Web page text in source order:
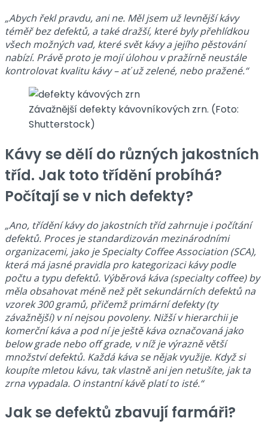
„Abych řekl pravdu, ani ne. Měl jsem už levnější kávy
téměř bez defektů, a také dražší, které byly přehlídkou
všech možných vad, které svět kávy a jejího pěstování
nabízí. Právě proto je mojí úlohou v pražírně neustále
kontrolovat kvalitu kávy – ať už zelené, nebo pražené.“
Závažnější defekty kávovníkových zrn. (Foto:
Shutterstock)
Kávy se dělí do různých jakostních
tříd. Jak toto třídění probíhá?
Počítají se v nich defekty?
„Ano, třídění kávy do jakostních tříd zahrnuje i počítání
defektů. Proces je standardizován mezinárodními
organizacemi, jako je Specialty Coffee Association (SCA),
která má jasné pravidla pro kategorizaci kávy podle
počtu a typu defektů. Výběrová káva (specialty coffee) by
měla obsahovat méně než pět sekundárních defektů na
vzorek 300 gramů, přičemž primární defekty (ty
závažnější) v ní nejsou povoleny. Nižší v hierarchii je
komerční káva a pod ní je ještě káva označovaná jako
below grade nebo off grade, v níž je výrazně větší
množství defektů. Každá káva se nějak využije. Když si
koupíte mletou kávu, tak vlastně ani jen netušíte, jak ta
zrna vypadala. O instantní kávě platí to isté.“
Jak se defektů zbavují farmáři?